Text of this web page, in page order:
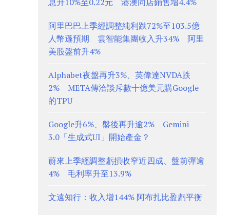
阿里巴巴上季經調整純利跌72%至103.5億
人幣遜預期 雲智能集團收入升34% 阿里
美股盤前升4%
Alphabet夜盤再升3%、英偉達NVDA跌
2% META傳洽談斥數十億美元購Google
的TPU
Google升6%、盤後再升逾2% Gemini
3.0「生成式UI」開始產金？
蔚來上季經調整虧損收窄近四成、盤前彈逾
4% 毛利率升至13.9%
文遠知行：收入增144% 阿布扎比盈虧平衡